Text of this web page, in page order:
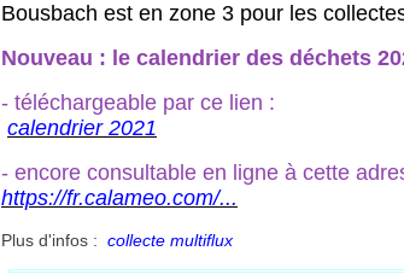
Bousbach est en zone 3 pour les
Nouveau : le calendrier des déchets
- téléchargeable par ce lien :
calendrier 2021
- encore consultable en ligne à cette
https://fr.calameo.com/...
Plus d'infos : collecte multiflux